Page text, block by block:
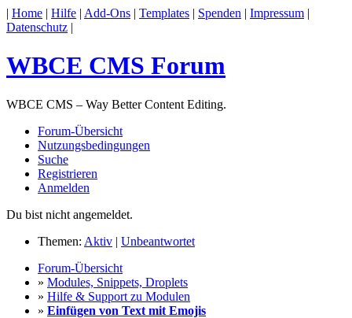
| Home | Hilfe | Add-Ons | Templates | Spenden | Impressum |
Datenschutz |
WBCE CMS Forum
WBCE CMS – Way Better Content Editing.
Forum-Übersicht
Nutzungsbedingungen
Suche
Registrieren
Anmelden
Du bist nicht angemeldet.
Themen: Aktiv | Unbeantwortet
Forum-Übersicht
» Modules, Snippets, Droplets
» Hilfe & Support zu Modulen
» Einfügen von Text mit Emojis